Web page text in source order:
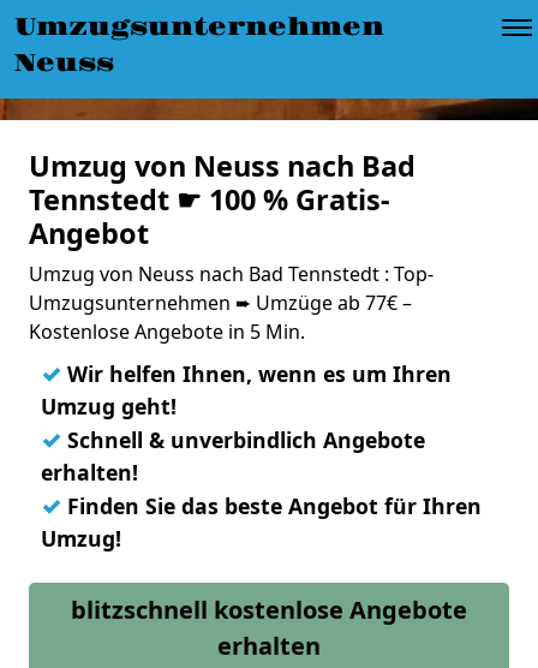
Umzugsunternehmen
Neuss
Umzug von Neuss nach Bad
Tennstedt ☛ 100 % Gratis-
Angebot
Umzug von Neuss nach Bad Tennstedt : Top-
Umzugsunternehmen ➨ Umzüge ab 77€ –
Kostenlose Angebote in 5 Min.
✓ Wir helfen Ihnen, wenn es um Ihren
Umzug geht!
✓ Schnell & unverbindlich Angebote
erhalten!
✓ Finden Sie das beste Angebot für Ihren
Umzug!
blitzschnell kostenlose Angebote
erhalten